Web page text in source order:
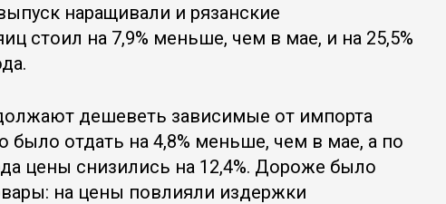
наращивали и рязанские
стоил на 7,9% меньше, чем в мае, и на 25,5%
дешеветь зависимые от импорта
было отдать на 4,8% меньше, чем в мае, а по
цены снизились на 12,4%. Дороже было
на цены повлияли издержки